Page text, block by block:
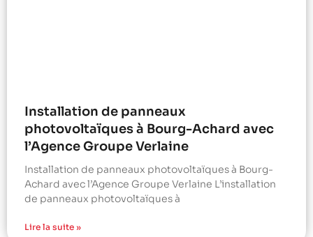
Installation de panneaux
photovoltaïques à Bourg-Achard avec
l’Agence Groupe Verlaine
Installation de panneaux photovoltaïques à Bourg-
Achard avec l’Agence Groupe Verlaine L’installation
de panneaux photovoltaïques à
Lire la suite »